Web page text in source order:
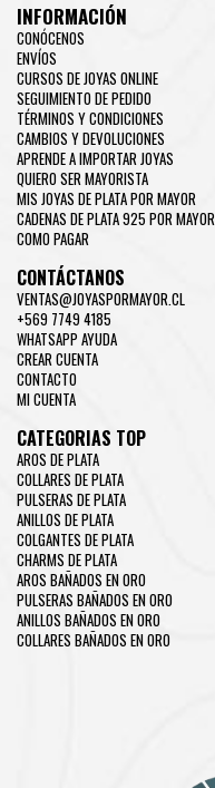
INFORMACIÓN
CONÓCENOS
ENVÍOS
CURSOS DE JOYAS ONLINE
SEGUIMIENTO DE PEDIDO
TÉRMINOS Y CONDICIONES
CAMBIOS Y DEVOLUCIONES
APRENDE A IMPORTAR JOYAS
QUIERO SER MAYORISTA
MIS JOYAS DE PLATA POR MAYOR
CADENAS DE PLATA 925 POR MAYOR
COMO PAGAR
CONTÁCTANOS
VENTAS@JOYASPORMAYOR.CL
+569 7749 4185
WHATSAPP AYUDA
CREAR CUENTA
CONTACTO
MI CUENTA
CATEGORIAS TOP
AROS DE PLATA
COLLARES DE PLATA
PULSERAS DE PLATA
ANILLOS DE PLATA
COLGANTES DE PLATA
CHARMS DE PLATA
AROS BAÑADOS EN ORO
PULSERAS BAÑADOS EN ORO
ANILLOS BAÑADOS EN ORO
COLLARES BAÑADOS EN ORO